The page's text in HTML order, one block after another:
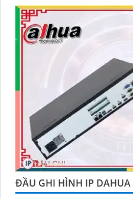
ĐẦU GHI HÌNH IP DAHUA